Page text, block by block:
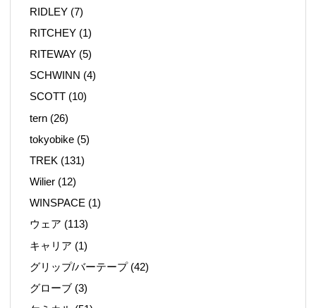
RIDLEY (7)
RITCHEY (1)
RITEWAY (5)
SCHWINN (4)
SCOTT (10)
tern (26)
tokyobike (5)
TREK (131)
Wilier (12)
WINSPACE (1)
ウェア (113)
キャリア (1)
グリップ/バーテープ(42)
グローブ (3)